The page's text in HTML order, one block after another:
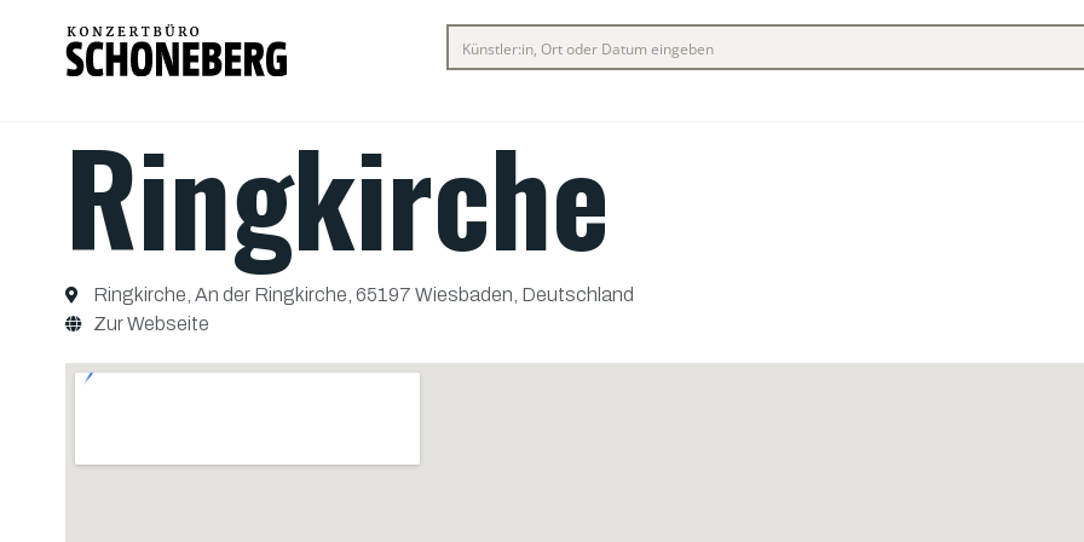
Ringkirche
Ringkirche, An der Ringkirche, 65197 Wiesbaden, Deutschland
Zur Webseite